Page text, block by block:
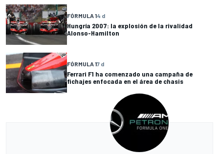
FÓRMULA 14 d
Hungría 2007: la explosión de la rivalidad
Alonso-Hamilton
FÓRMULA 17 d
Ferrari F1 ha comenzado una campaña de
fichajes enfocada en el área de chasis